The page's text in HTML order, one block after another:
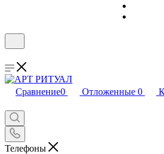
Сравнение0 Отложенные 0
Телефоны